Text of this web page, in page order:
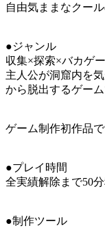
自由気ままなクー
●ジャンル
収集×探索×バカゲ
主人公が洞窟内を
から脱出するゲーム
ゲーム制作初作品で
●プレイ時間
全実績解除まで50
●制作ツール